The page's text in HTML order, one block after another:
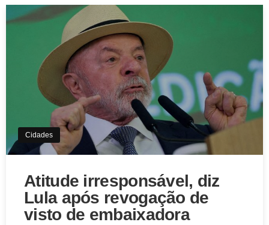
Aviso de Cookies!
Este website utiliza Cookies. Usamos cookies, garantindo
experiência única em nosso site.
Aceitar
Cidades
Atitude irresponsável, diz
Lula após revogação de
visto de embaixadora